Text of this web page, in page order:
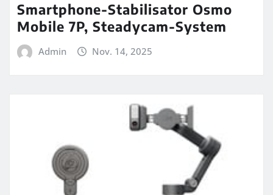
Smartphone-Stabilisator Osmo
Mobile 7P, Steadycam-System
Admin Nov. 14, 2025